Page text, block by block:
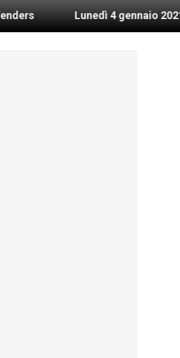
Lunedì 4 gennaio 2021: Possesso